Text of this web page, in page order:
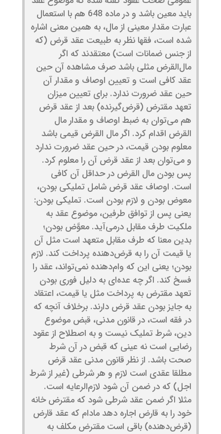
باید معین باشد و در ماده 648 هم با استعمال
عبارت مقدار معینی از مال، به همین معنی اشاره
شده است، فقها نظر به طبیعت عقد قرض (که
از جنس ضمانات است) معتقدند که اگر
مال‌القرض مثلی باشد صرف مشاهده آن حین
عقد کافی است و تعیین اوصاف و مقدار آن
حین عقد ضرورت ندارد. برای تعیین میزان
تعهد مقترض (قرض‌گیرنده) بعد از عقد قرض
هم می‌توان به ضبط اوصاف و مقدار مال
القرض اقدام کرد. اگر مال القرض قیمی باشد
معلوم بودن قیمت، در حین عقد ضرورت ندارد
و می‌توان بعد از عقد قرض آن را معلوم کرد.
پس بودن مال القرض در حداقل آن کافی
است. اوصاف عقد قرض شامل تملیکی بودن،
معوض بودن و لازم بودن است. تملیکی بودن:
یعنی پس از توافق طرفین، موضوع عقد به
ملکیت طرف مقابل درمی‌آید. معوَّض بودن؛
بدین معنا که طرف مقابل متعهد است مثل آن
یا قیمت آن را به قرض‌دهنده پرداخت کند. لازم
بودن؛ یعنی این ‌که وام‌دهنده‌ نمی‌تواند، عقد را
فسخ کند. اگر چه عده‌ای به دلیل فوری بودن
تعهد مقترض به پرداخت مثل یا قیمت، اعتقاد
به جایز بودن عقد قرض دارند. برخلاف آنچه که
در فقه است، در قانون مدنی، قبض موضوع
دین، شرط تملیک نیست و به اصطلاح از عقود
رضایی است نه عینی که قبض در آن شرط
صحت باشد. از نظر قانون مدنی عقد قرض
مطلقا عقدی است لازم و هر شرطی (غیر از شرط
اجل) که در ضمن آن شود لازم‌الرعایه است.
مثلا اگر ضمن عقد شرطی شود که مقترض خانه
خود را به قارض اجاره دهد مادام که عقد قارض
(قرض‌دهنده) باقی است مقترض مکلف به